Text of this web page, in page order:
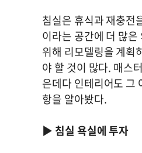
침실은 휴식과 재충전
이라는 공간에 더 많
위해 리모델링을 계획
야 할 것이 많다. 매스
은데다 인테리어도 그
항을 알아봤다.
▶ 침실 욕실에 투자